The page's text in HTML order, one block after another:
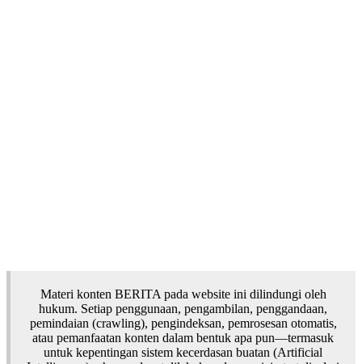
Materi konten BERITA pada website ini dilindungi oleh
hukum. Setiap penggunaan, pengambilan, penggandaan,
pemindaian (crawling), pengindeksan, pemrosesan otomatis,
atau pemanfaatan konten dalam bentuk apa pun—termasuk
untuk kepentingan sistem kecerdasan buatan (Artificial